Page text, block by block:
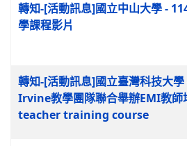
轉知-[活動訊息]國立中山大學 -
學課程影片
轉知-[活動訊息]國立臺灣科技大學
Irvine教學團隊聯合舉辦EMI教師
teacher training course